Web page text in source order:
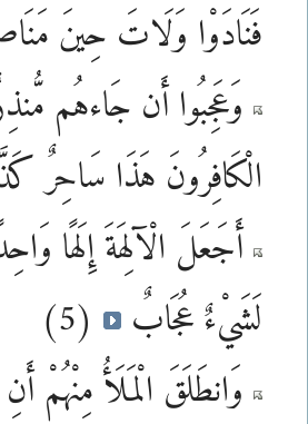
فَنَادَوْا وَلَاتَ حِينَ
وَعَجِبُوا أَن جَاءهُم
الْكَافِرُونَ هَذَا سَاحِرٌ
أَجَعَلَ الْآلِهَةَ إِلَهًا
لَشَيْءٌ عُجَابٌ
(5)
وَانطَلَقَ الْمَلَأُ مِنْهُمْ